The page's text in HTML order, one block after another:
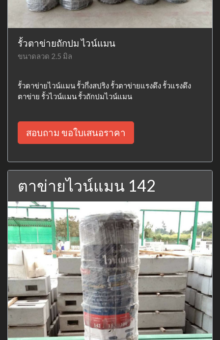
รั้วตาข่ายถักปม ไวน์แมน
ขนาดลวด 2.5 มิล
รั้วตาข่ายไวน์แมน รั้วกึ่งสปริง รั้วตาข่ายแรงดึง รั้วแรงดึง
ตาข่าย รั้วไวน์แมน รั้วถักปมไวน์แมน
สอบถาม ขอใบเสนอราคา
ตาข่ายไวน์แมน 142